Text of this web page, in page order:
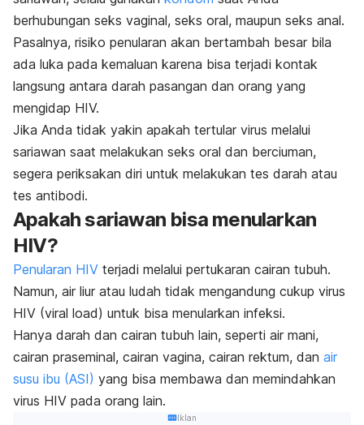
berhubungan seks vaginal, seks oral, maupun seks anal.
Pasalnya, risiko penularan akan bertambah besar bila
ada luka pada kemaluan karena bisa terjadi kontak
langsung antara darah pasangan dan orang yang
mengidap HIV.
Jika Anda tidak yakin apakah tertular virus melalui
sariawan saat melakukan seks oral dan berciuman,
segera periksakan diri untuk melakukan tes darah atau
tes antibodi.
Apakah sariawan bisa menularkan
HIV?
Penularan HIV terjadi melalui pertukaran cairan tubuh.
Namun, air liur atau ludah tidak mengandung cukup virus
HIV (viral load) untuk bisa menularkan infeksi.
Hanya darah dan cairan tubuh lain, seperti air mani,
cairan praseminal, cairan vagina, cairan rektum, dan air
susu ibu (ASI) yang bisa membawa dan memindahkan
virus HIV pada orang lain.
Iklan